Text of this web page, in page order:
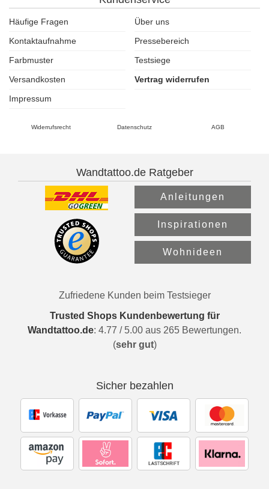
Häufige Fragen
Über uns
Kontaktaufnahme
Pressebereich
Farbmuster
Testsiege
Versandkosten
Vertrag widerrufen
Impressum
Widerrufsrecht Datenschutz AGB
Wandtattoo.de Ratgeber
Anleitungen
Inspirationen
Wohnideen
Zufriedene Kunden beim Testsieger
Trusted Shops Kundenbewertung für
Wandtattoo.de: 4.77 / 5.00 aus 265 Bewertungen.
(sehr gut)
Sicher bezahlen